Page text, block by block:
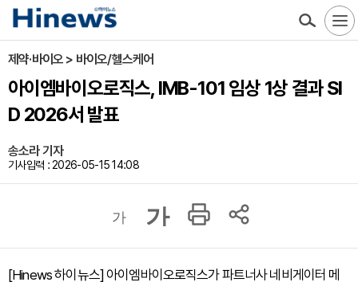
제약·바이오 > 바이오/헬스케어
아이엠바이오로직스, IMB-101 임상 1상 결과 SI
D 2026서 발표
송소라 기자
기사입력 : 2026-05-15 14:08
가 가
[Hinews 하이뉴스] 아이엠바이오로직스가 파트너사 네비게이터 메